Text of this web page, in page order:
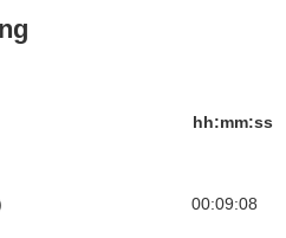
hh:mm:ss
00:09:08